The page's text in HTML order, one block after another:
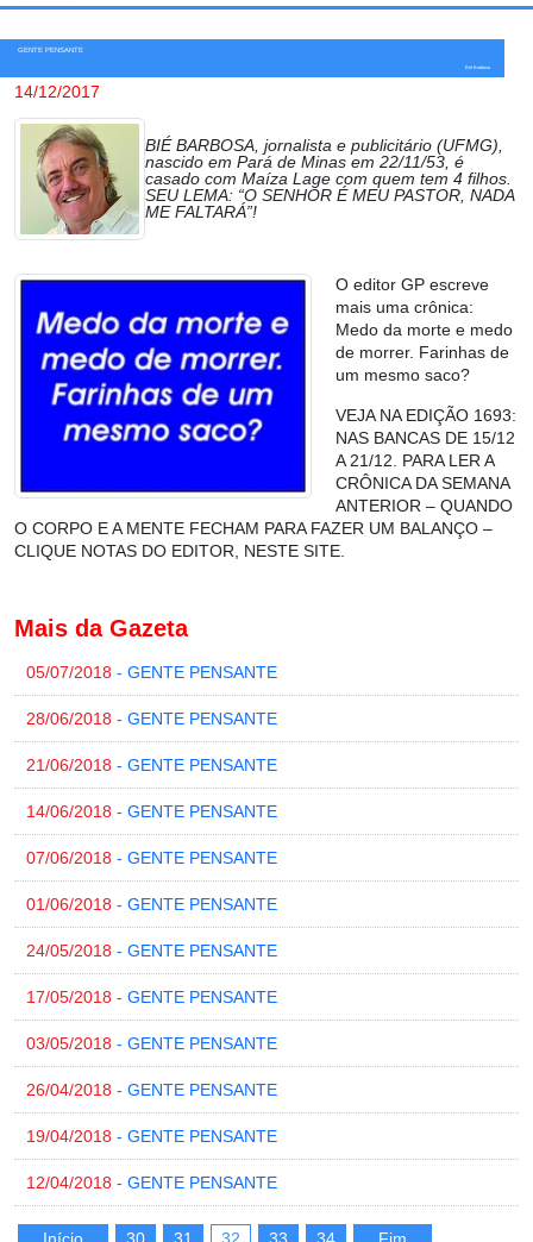
GENTE PENSANTE
Bié Barbosa
14/12/2017
BIÉ BARBOSA, jornalista e publicitário (UFMG),
nascido em Pará de Minas em 22/11/53, é
casado com Maíza Lage com quem tem 4 filhos.
SEU LEMA: “O SENHOR É MEU PASTOR, NADA
ME FALTARÁ”!
O editor GP escreve
mais uma crônica:
Medo da morte e medo
de morrer. Farinhas de
um mesmo saco?
VEJA NA EDIÇÃO 1693:
NAS BANCAS DE 15/12
A 21/12. PARA LER A
CRÔNICA DA SEMANA
ANTERIOR – QUANDO
O CORPO E A MENTE FECHAM PARA FAZER UM BALANÇO –
CLIQUE NOTAS DO EDITOR, NESTE SITE.
Mais da Gazeta
05/07/2018 - GENTE PENSANTE
28/06/2018 - GENTE PENSANTE
21/06/2018 - GENTE PENSANTE
14/06/2018 - GENTE PENSANTE
07/06/2018 - GENTE PENSANTE
01/06/2018 - GENTE PENSANTE
24/05/2018 - GENTE PENSANTE
17/05/2018 - GENTE PENSANTE
03/05/2018 - GENTE PENSANTE
26/04/2018 - GENTE PENSANTE
19/04/2018 - GENTE PENSANTE
12/04/2018 - GENTE PENSANTE